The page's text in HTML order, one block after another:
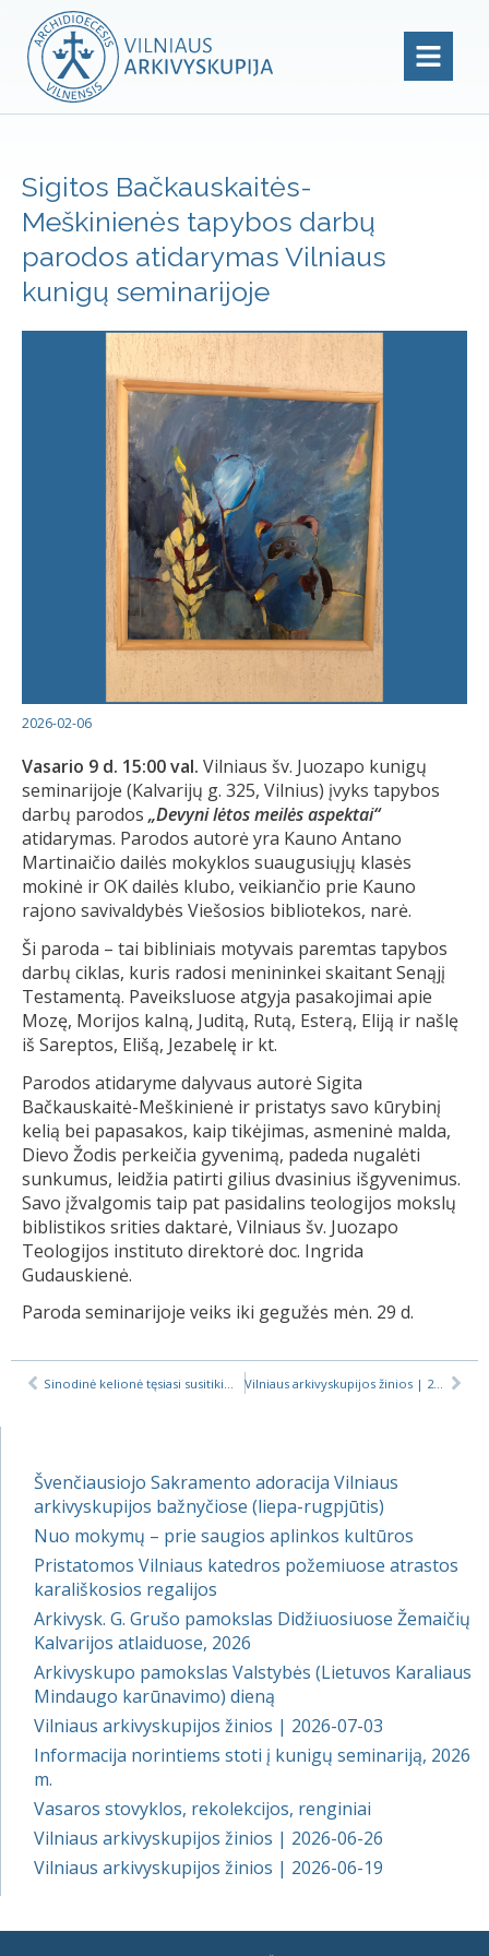
Sigitos Bačkauskaitės-
Meškinienės tapybos darbų
parodos atidarymas Vilniaus
kunigų seminarijoje
2026-02-06
Vasario 9 d. 15:00 val. Vilniaus šv. Juozapo kunigų
seminarijoje (Kalvarijų g. 325, Vilnius) įvyks tapybos
darbų parodos „Devyni lėtos meilės aspektai“
atidarymas. Parodos autorė yra Kauno Antano
Martinaičio dailės mokyklos suaugusiųjų klasės
mokinė ir OK dailės klubo, veikiančio prie Kauno
rajono savivaldybės Viešosios bibliotekos, narė.
Ši paroda – tai bibliniais motyvais paremtas tapybos
darbų ciklas, kuris radosi menininkei skaitant Senąjį
Testamentą. Paveiksluose atgyja pasakojimai apie
Mozę, Morijos kalną, Juditą, Rutą, Esterą, Eliją ir našlę
iš Sareptos, Elišą, Jezabelę ir kt.
Parodos atidaryme dalyvaus autorė Sigita
Bačkauskaitė-Meškinienė ir pristatys savo kūrybinį
kelią bei papasakos, kaip tikėjimas, asmeninė malda,
Dievo Žodis perkeičia gyvenimą, padeda nugalėti
sunkumus, leidžia patirti gilius dvasinius išgyvenimus.
Savo įžvalgomis taip pat pasidalins teologijos mokslų
biblistikos srities daktarė, Vilniaus šv. Juozapo
Teologijos instituto direktorė doc. Ingrida
Gudauskienė.
Paroda seminarijoje veiks iki gegužės mėn. 29 d.
Švenčiausiojo Sakramento adoracija Vilniaus
arkivyskupijos bažnyčiose (liepa-rugpjūtis)
Nuo mokymų – prie saugios aplinkos kultūros
Pristatomos Vilniaus katedros požemiuose atrastos
karališkosios regalijos
Arkivysk. G. Grušo pamokslas Didžiuosiuose Žemaičių
Kalvarijos atlaiduose, 2026
Arkivyskupo pamokslas Valstybės (Lietuvos Karaliaus
Mindaugo karūnavimo) dieną
Vilniaus arkivyskupijos žinios | 2026-07-03
Informacija norintiems stoti į kunigų seminariją, 2026
m.
Vasaros stovyklos, rekolekcijos, renginiai
Vilniaus arkivyskupijos žinios | 2026-06-26
Vilniaus arkivyskupijos žinios | 2026-06-19